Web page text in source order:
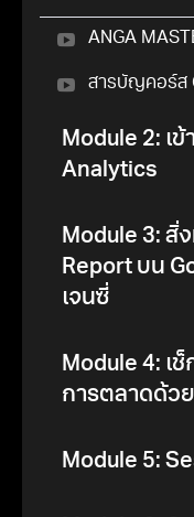
ANGA
สารบัญคอร์ส
Module 2: เ
Analytics
Module 3: สิ่
Report บน
เจนซี่
Module 4: เ
การตลาดด้วย
Module 5: